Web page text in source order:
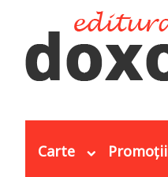
Carte Promoții